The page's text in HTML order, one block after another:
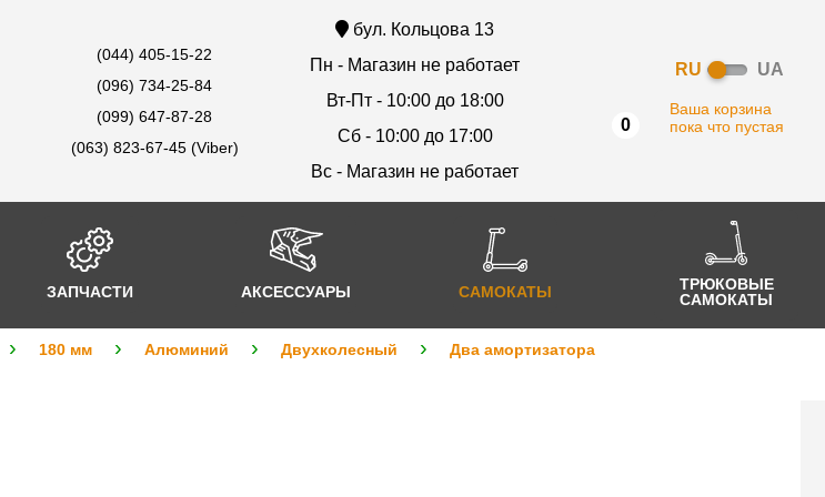
(044) 405-15-22
(096) 734-25-84
(099) 647-87-28
(063) 823-67-45 (Viber)
бул. Кольцова 13
Пн - Магазин не работает
Вт-Пт - 10:00 до 18:00
Сб - 10:00 до 17:00
Вс - Магазин не работает
RU UA
0
Ваша корзина
пока что пустая
ЗАПЧАСТИ АКСЕССУАРЫ САМОКАТЫ
ТРЮКОВЫЕ
САМОКАТЫ
180 мм Алюминий Двухколесный
Два амортизатора